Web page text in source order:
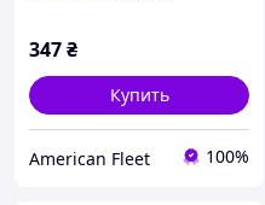
347₴
Купить
American Fleet 100%